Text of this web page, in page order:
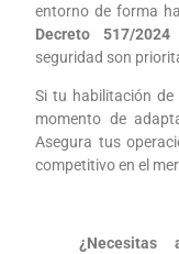
entorno de forma
Decreto 517/2024
seguridad son
Si tu habilitación de
momento de
Asegura tus
competitivo en el